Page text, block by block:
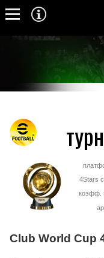
4Stars
коэфф.
Club World Cup